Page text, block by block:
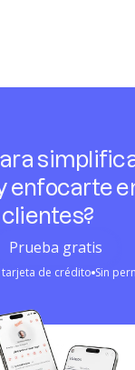
enfocarte
clientes?
Prueba gratis
tarjeta de crédito Sin